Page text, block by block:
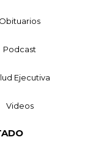
Obituarios
Podcast
Ejecutiva
Videos